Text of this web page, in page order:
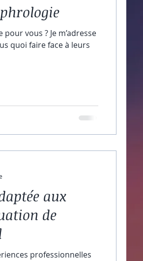
vous ? Je m’adresse
quoi faire face à leurs
aux
de
professionnelles